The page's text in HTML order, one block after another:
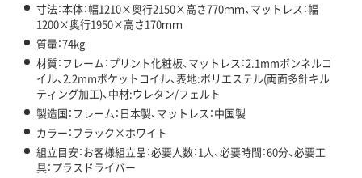
寸法：本体：幅1210×奥行2150×高さ770ｍｍ、マットレス：幅
1200×奥行1950×高さ170ｍｍ
質量：74kg
材質：フレーム：プリント化粧板、マットレス：2.1mmボンネルコ
イル、2.2mmポケットコイル、表地:ポリエステル(両面多針キル
ティング加工)、中材:ウレタン/フェルト
製造国：フレーム：日本製、マットレス：中国製
カラー：ブラック×ホワイト
組立目安：お客様組立品：必要人数：1人、必要時間：60分、必要工
具：プラスドライバー